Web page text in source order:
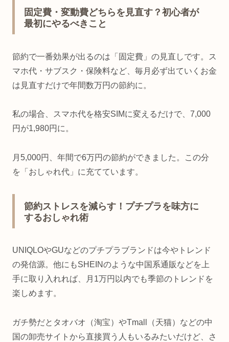
固定費・変動費どちらを見直す？初心者が
最初にやるべきこと
節約で一番効果が出るのは「固定費」の見直しです。ス
マホ代・サブスク・保険料など、毎月必ず出ていくお金
は見直すだけで年間数万円の節約に。
私の場合、スマホ代を格安SIMに変えるだけで、7,000
円が1,980円に。
月5,000円、年間で6万円の節約ができました。この分
を「おしゃれ代」に充てています。
節約ストレスを減らす！プチプラを味方に
するおしゃれ術
UNIQLOやGUなどのプチプラブランドは今やトレンド
の発信源。他にもSHEINのような中国系通販などを上
手に取り入れれば、月1万円以内でも季節のトレンドを
楽しめます。
ガチ勢だとタオバオ（淘宝）やTmall（天猫）などの中
国の卸売サイトから直接買う人もいるみたいだけど、さ